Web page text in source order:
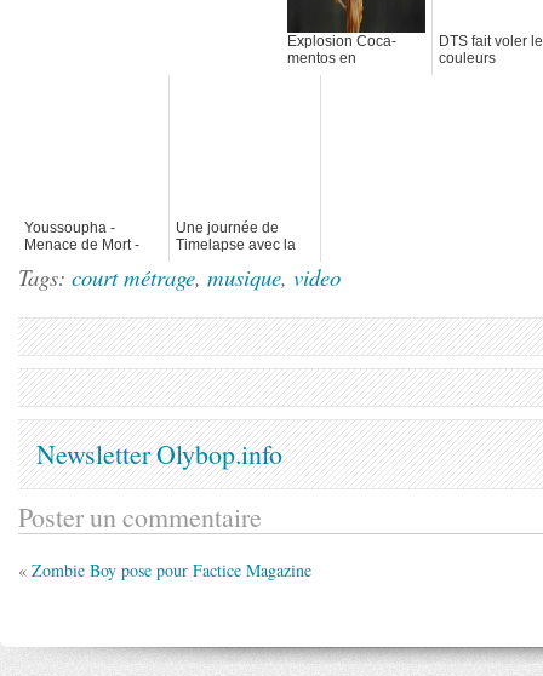
Explosion Coca-
mentos en
Slowmotion de
DTS fait voler
couleurs
Youssoupha -
Menace de Mort -
Typographie
Une journée de
Timelapse avec la
Goodall
Tags: court métrage, musique, video
Newsletter Olybop.info
Poster un commentaire
« Zombie Boy pose pour Factice Magazine